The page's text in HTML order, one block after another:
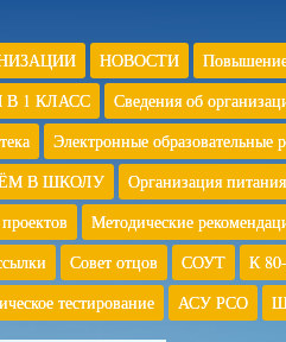
НОВОСТИ Повышение
1 КЛАСС
Сведения об
Электронные образовательные
В ШКОЛУ
Организация
Методические
Совет отцов СОУТ К
тестирование АСУ РСО